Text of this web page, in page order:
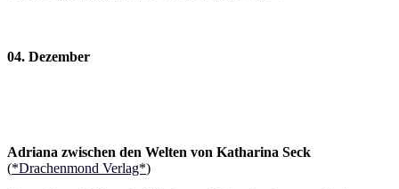
04. Dezember
Adriana zwischen den Welten von Katharina Seck
(*Drachenmond Verlag*)